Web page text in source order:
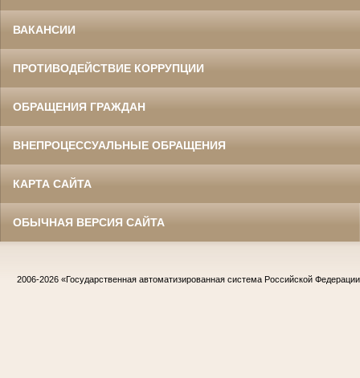
ВАКАНСИИ
ПРОТИВОДЕЙСТВИЕ КОРРУПЦИИ
ОБРАЩЕНИЯ ГРАЖДАН
ВНЕПРОЦЕССУАЛЬНЫЕ ОБРАЩЕНИЯ
КАРТА САЙТА
ОБЫЧНАЯ ВЕРСИЯ САЙТА
2006-2026 «Государственная автоматизированная система Российской